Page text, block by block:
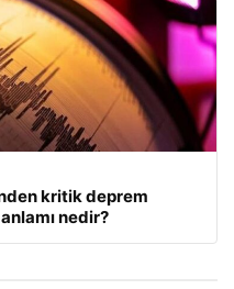
kritik deprem
nedir?